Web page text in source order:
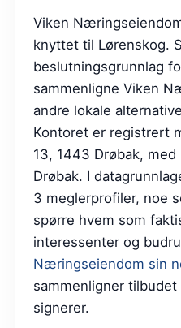
Viken
knyttet til Lørenskog.
beslutningsgrunnlag
sammenligne Viken
andre lokale
Kontoret er registrert
13, 1443 Drøbak,
Drøbak. I
3 meglerprofiler, noe
spørre hvem som
interessenter og
Næringseiendom sin
sammenligner
signerer.